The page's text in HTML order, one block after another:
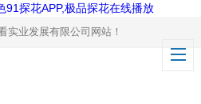
探花APP,极品探花在线播放
业发展有限公司网站！